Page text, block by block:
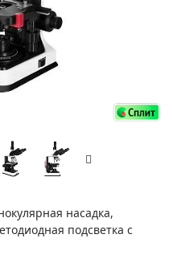
насадка,
подсветка с